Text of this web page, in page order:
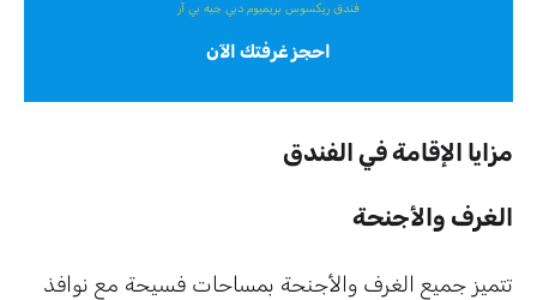
فندق ريكسوس بريميوم دبي جيه بي آر
احجز غرفتك الآن
مزايا الإقامة في الفندق
الغرف والأجنحة
تتميز جميع الغرف والأجنحة بمساحات فسيحة مع نوافذ